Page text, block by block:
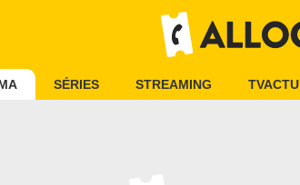
SÉRIES STREAMING TVACTU